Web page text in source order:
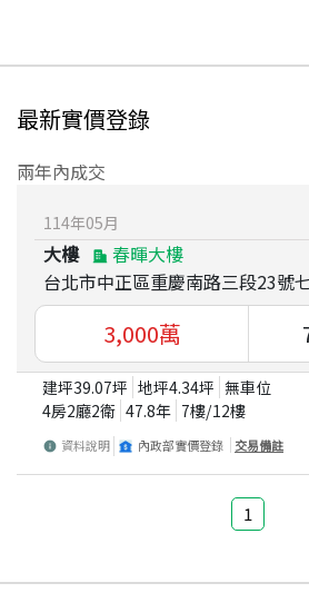
最新實價登錄
兩年內成交
114年05月
大樓
春暉大樓
台北市中正區重慶南路三段23號
3,000萬
建坪39.07坪 地坪4.34坪 無車位
4房2廳2衛 47.8年 7樓/12樓
資料說明 內政部實價登錄 交易備註
1